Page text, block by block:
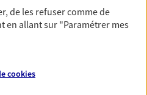
assurance de prêt à
de les refuser comme de
en allant sur "Paramétrer mes
cookies